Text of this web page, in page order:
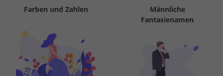
Farben und Zahlen
Männliche
Fantasienamen